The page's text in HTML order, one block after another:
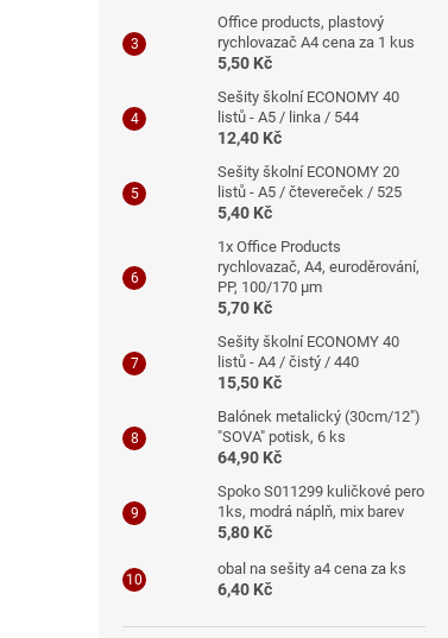
Office products, plastový
rychlovazač A4 cena za 1 kus
5,50 Kč
Sešity školní ECONOMY 40
listů - A5 / linka / 544
12,40 Kč
Sešity školní ECONOMY 20
listů - A5 / čtevereček / 525
5,40 Kč
1x Office Products
rychlovazač, A4, euroděrování,
PP, 100/170 μm
5,70 Kč
Sešity školní ECONOMY 40
listů - A4 / čistý / 440
15,50 Kč
Balónek metalický (30cm/12")
"SOVA" potisk, 6 ks
64,90 Kč
Spoko S011299 kuličkové pero
1ks, modrá náplň, mix barev
5,80 Kč
obal na sešity a4 cena za ks
6,40 Kč